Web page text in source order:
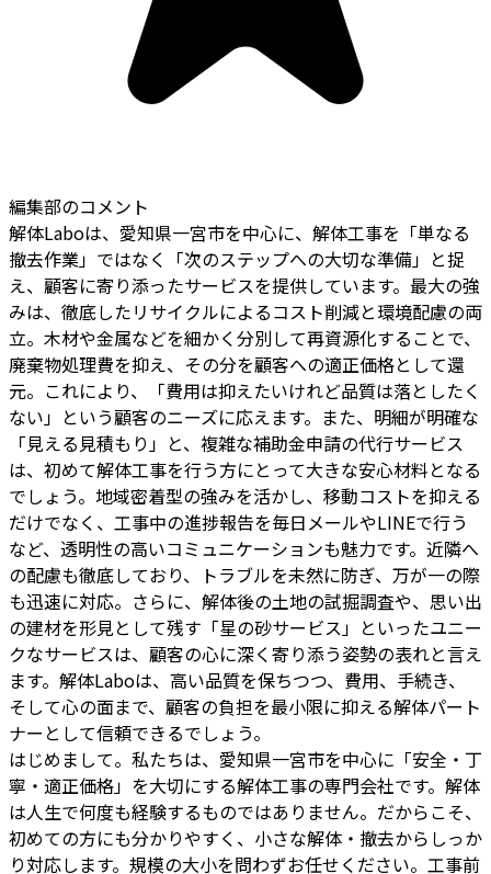
編集部のコメント
解体Laboは、愛知県一宮市を中心に、解体工事を「単なる
撤去作業」ではなく「次のステップへの大切な準備」と捉
え、顧客に寄り添ったサービスを提供しています。最大の強
みは、徹底したリサイクルによるコスト削減と環境配慮の両
立。木材や金属などを細かく分別して再資源化することで、
廃棄物処理費を抑え、その分を顧客への適正価格として還
元。これにより、「費用は抑えたいけれど品質は落としたく
ない」という顧客のニーズに応えます。また、明細が明確な
「見える見積もり」と、複雑な補助金申請の代行サービス
は、初めて解体工事を行う方にとって大きな安心材料となる
でしょう。地域密着型の強みを活かし、移動コストを抑える
だけでなく、工事中の進捗報告を毎日メールやLINEで行う
など、透明性の高いコミュニケーションも魅力です。近隣へ
の配慮も徹底しており、トラブルを未然に防ぎ、万が一の際
も迅速に対応。さらに、解体後の土地の試掘調査や、思い出
の建材を形見として残す「星の砂サービス」といったユニー
クなサービスは、顧客の心に深く寄り添う姿勢の表れと言え
ます。解体Laboは、高い品質を保ちつつ、費用、手続き、
そして心の面まで、顧客の負担を最小限に抑える解体パート
ナーとして信頼できるでしょう。
はじめまして。私たちは、愛知県一宮市を中心に「安全・丁
寧・適正価格」を大切にする解体工事の専門会社です。解体
は人生で何度も経験するものではありません。だからこそ、
初めての方にも分かりやすく、小さな解体・撤去からしっか
り対応します。規模の大小を問わずお任せください。工事前